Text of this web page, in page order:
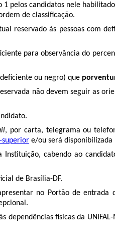
pelos candidatos nele
de classificação.
reservado às pessoas com
para observância do
ou negro) que
não devem seguir as
, por carta, telegrama ou
superior e/ou será disponibilizada
cabendo ao
de Brasília-DF.
no Portão de entrada
físicas da